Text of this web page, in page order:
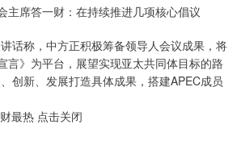
主席答一财：在持续推进几项核心倡议
话称，中方正积极筹备领导人会议成果，将
言》为平台，展望实现亚太共同体目标的路
创新、发展打造具体成果，搭建APEC成员
最热 点击关闭